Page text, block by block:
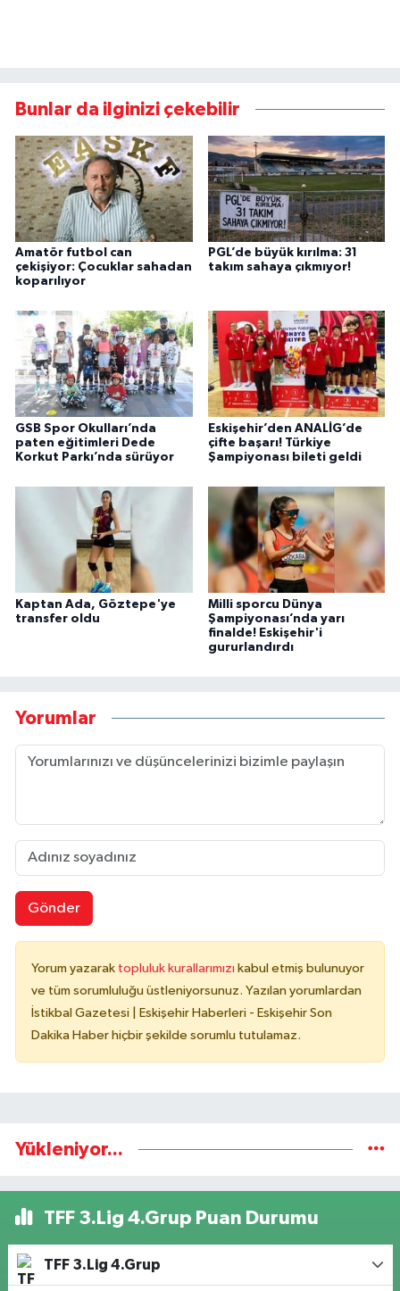
Bunlar da ilginizi çekebilir
Amatör futbol can
çekişiyor: Çocuklar sahadan
koparılıyor
PGL’de büyük kırılma: 31
takım sahaya çıkmıyor!
GSB Spor Okulları’nda
paten eğitimleri Dede
Korkut Parkı’nda sürüyor
Eskişehir’den ANALİG’de
çifte başarı! Türkiye
Şampiyonası bileti geldi
Kaptan Ada, Göztepe'ye
transfer oldu
Milli sporcu Dünya
Şampiyonası’nda yarı
finalde! Eskişehir'i
gururlandırdı
Yorumlar
Gönder
Yorum yazarak topluluk kurallarımızı kabul etmiş bulunuyor
ve tüm sorumluluğu üstleniyorsunuz. Yazılan yorumlardan
İstikbal Gazetesi | Eskişehir Haberleri - Eskişehir Son
Dakika Haber hiçbir şekilde sorumlu tutulamaz.
Yükleniyor...
TFF 3.Lig 4.Grup Puan Durumu
TFF 3.Lig 4.Grup